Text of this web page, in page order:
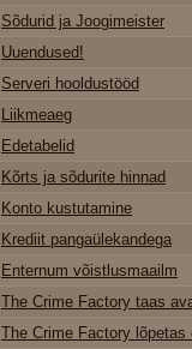
Sõdurid ja Joogimeister
Uuendused!
Serveri hooldustööd
Liikmeaeg
Edetabelid
Kõrts ja sõdurite hinnad
Konto kustutamine
Krediit pangaülekandega
Enternum võistlusmaailm
The Crime Factory taas
The Crime Factory